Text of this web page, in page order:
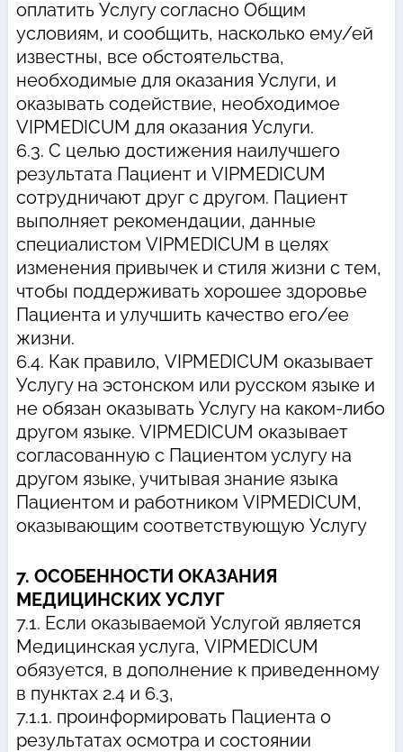
оплатить Услугу согласно Общим
условиям, и сообщить, насколько ему/ей
известны, все обстоятельства,
необходимые для оказания Услуги, и
оказывать содействие, необходимое
VIPMEDICUM для оказания Услуги.
6.3. С целью достижения наилучшего
результата Пациент и VIPMEDICUM
сотрудничают друг с другом. Пациент
выполняет рекомендации, данные
специалистом VIPMEDICUM в целях
изменения привычек и стиля жизни с тем,
чтобы поддерживать хорошее здоровье
Пациента и улучшить качество его/ее
жизни.
6.4. Как правило, VIPMEDICUM оказывает
Услугу на эстонском или русском языке и
не обязан оказывать Услугу на каком-либо
другом языке. VIPMEDICUM оказывает
согласованную с Пациентом услугу на
другом языке, учитывая знание языка
Пациентом и работником VIPMEDICUM,
оказывающим соответствующую Услугу
7. ОСОБЕННОСТИ ОКАЗАНИЯ
МЕДИЦИНСКИХ УСЛУГ
7.1. Если оказываемой Услугой является
Медицинская услуга, VIPMEDICUM
обязуется, в дополнение к приведенному
в пунктах 2.4 и 6.3,
7.1.1. проинформировать Пациента о
результатах осмотра и состоянии